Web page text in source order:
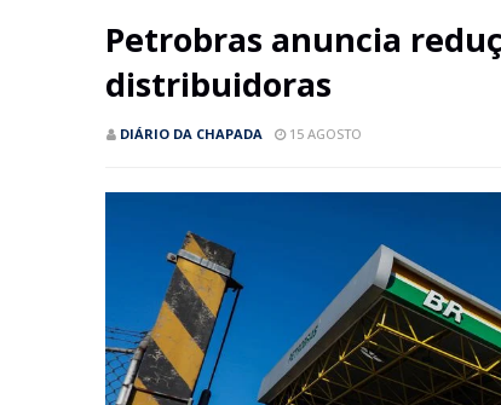
Petrobras anuncia
distribuidoras
DIÁRIO DA CHAPADA 15 AGOSTO